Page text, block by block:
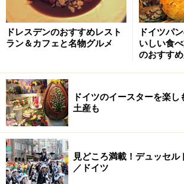
近郊には大聖堂で有名なケルンのほか
シャルケなどブンデスリーガの人気チ
るので、サッカー観戦の拠点としても
こちらの記事も参考にどうぞ
＞＞＞デュッセルドルフの観光スポット
＞＞＞大聖堂だけじゃない！ケルンの
イツ
＞＞＞香川フィーバーに沸くドルトムン
＞＞＞内田選手に会いに行こう！シャル
ドレスデンのおすすめレスト
ラン＆カフェと名物グルメ
ドイツパ
いしい食
のおすす
ドイツのイースターを楽
土産も
見どころ満載！デュッセル
／ドイツ